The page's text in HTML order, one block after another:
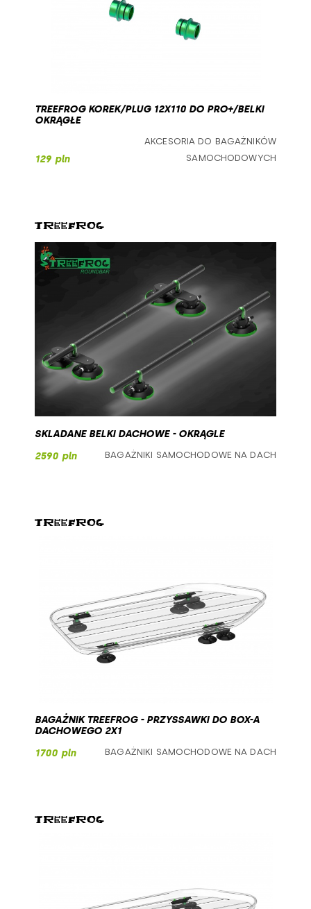
TREEFROG KOREK/PLUG 12X110 DO PRO+/BELKI
OKRĄGŁE
129 pln
AKCESORIA DO BAGAŻNIKÓW
SAMOCHODOWYCH
SKLADANE BELKI DACHOWE - OKRĄGLE
2590 pln
BAGAŻNIKI SAMOCHODOWE NA DACH
BAGAŻNIK TREEFROG - PRZYSSAWKI DO BOX-A
DACHOWEGO 2X1
1700 pln
BAGAŻNIKI SAMOCHODOWE NA DACH